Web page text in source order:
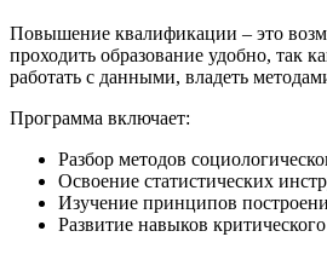
Повышение квалификации – это
проходить образование удобно, так
работать с данными, владеть
Программа включает:
Разбор методов
Освоение статистических
Изучение принципов
Развитие навыков